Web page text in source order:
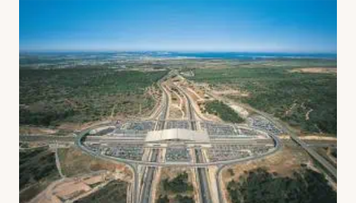
PARC
LONGCHAMP
::
ANIMATIONS
ET
VISITES
LES
23
ET
24
MARS